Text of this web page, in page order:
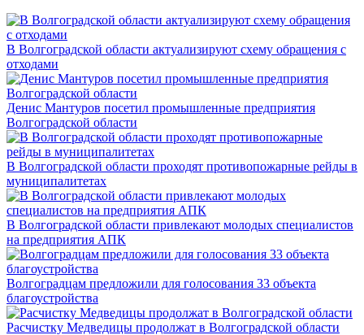
В Волгоградской области актуализируют схему обращения с
отходами
Денис Мантуров посетил промышленные предприятия
Волгоградской области
В Волгоградской области проходят противопожарные рейды в
муниципалитетах
В Волгоградской области привлекают молодых специалистов
на предприятия АПК
Волгоградцам предложили для голосования 33 объекта
благоустройства
Расчистку Медведицы продолжат в Волгоградской области